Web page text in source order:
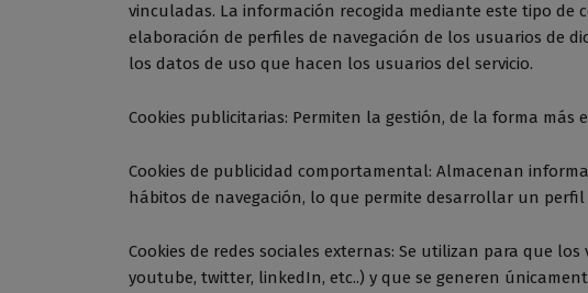
vinculadas. La información recogida mediante este tipo
elaboración de perfiles de navegación de los usuarios de
los datos de uso que hacen los usuarios del servicio.
Cookies publicitarias: Permiten la gestión, de la forma más
Cookies de publicidad comportamental: Almacenan
hábitos de navegación, lo que permite desarrollar un
Cookies de redes sociales externas: Se utilizan para que
youtube, twitter, linkedIn, etc..) y que se generen